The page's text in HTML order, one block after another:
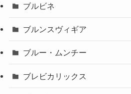
ブルビネ
ブルンスヴィギア
ブルー・ムンチー
ブレビカリックス